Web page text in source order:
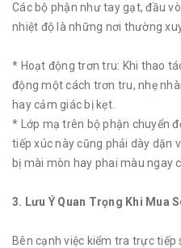
Các bộ phận như tay gạt, đầu
nhiệt độ là những nơi thường
* Hoạt động trơn tru: Khi thao
động một cách trơn tru, nhẹ
hay cảm giác bị kẹt.
* Lớp mạ trên bộ phận chuyển
tiếp xúc này cũng phải dày dặn
bị mài mòn hay phai màu ngay
3. Lưu Ý Quan Trọng Khi Mua
Bên cạnh việc kiểm tra trực